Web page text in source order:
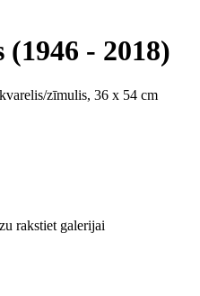
- 2018)
zīmulis, 36 x 54 cm
rakstiet galerijai